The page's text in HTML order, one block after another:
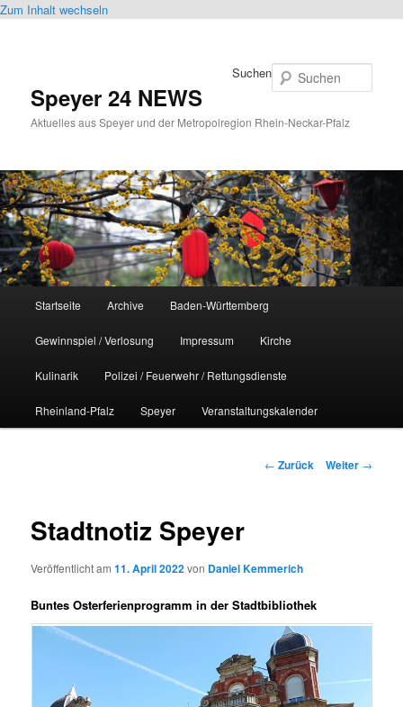
Zum Inhalt wechseln
Speyer 24 NEWS
Aktuelles aus Speyer und der Metropolregion Rhein-Neckar-Pfalz
Suchen
Startseite Archive Baden-Württemberg
Gewinnspiel / Verlosung Impressum Kirche
Kulinarik Polizei / Feuerwehr / Rettungsdienste
Rheinland-Pfalz Speyer Veranstaltungskalender
Beitrags-
← Zurück Weiter →
Stadtnotiz Speyer
Veröffentlicht am11. April 2022von Daniel Kemmerich
Buntes Osterferienprogramm in der Stadtbibliothek